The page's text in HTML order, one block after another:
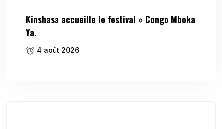
Kinshasa accueille le festival « Congo Mboka
Ya.
4 août 2026